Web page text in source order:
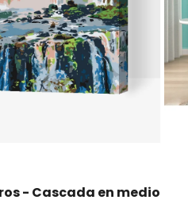
- Cascada en medio